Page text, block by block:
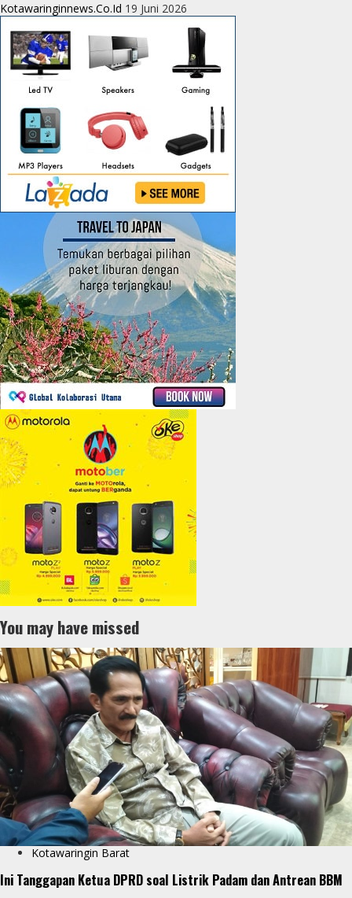
Kotawaringinnews.co.id 19 Juni 2026
You may have missed
Kotawaringin Barat
Ini Tanggapan Ketua DPRD soal Listrik Padam dan Antrean BBM